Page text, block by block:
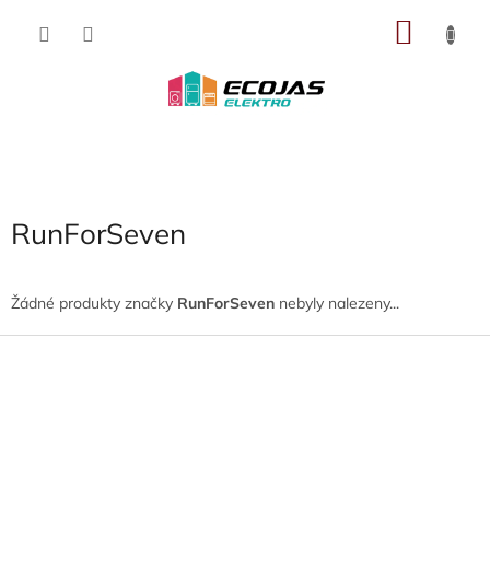
RunForSeven
Žádné produkty značky RunForSeven nebyly nalezeny...